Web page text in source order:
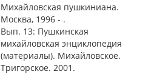
Михайловская пушкиниана.
Москва, 1996 - .
Вып. 13: Пушкинская
михайловская энциклопедия
(материалы). Михайловское.
Тригорское. 2001.